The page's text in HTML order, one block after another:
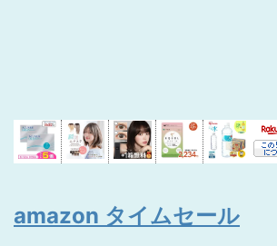
amazon タイムセール